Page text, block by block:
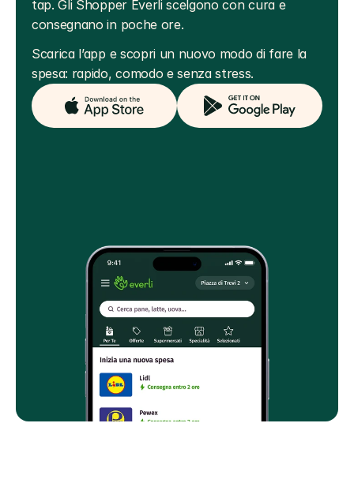
tap. Gli Shopper Everli scelgono con cura e
consegnano in poche ore.
Scarica l’app e scopri un nuovo modo di fare la
spesa: rapido, comodo e senza stress.